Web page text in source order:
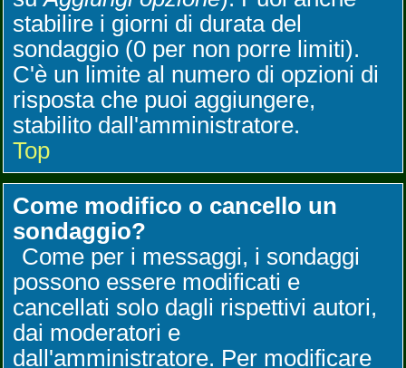
stabilire i giorni di durata del
sondaggio (0 per non porre limiti).
C'è un limite al numero di opzioni di
risposta che puoi aggiungere,
stabilito dall'amministratore.
Top
Come modifico o cancello un
sondaggio?
Come per i messaggi, i sondaggi
possono essere modificati e
cancellati solo dagli rispettivi autori,
dai moderatori e
dall'amministratore. Per modificare